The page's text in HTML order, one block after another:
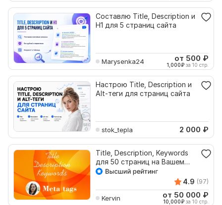
Составлю Title, Description и
H1 для 5 страниц сайта
Marysenka24 от 500 ₽
1,000₽ за 10 стр.
Настрою Title, Description и
Alt-теги для страниц сайта
stok_tepla 2 000 ₽
Title, Description, Keywords
для 50 страниц на Вашем
сайте
4.9 (97)
Kervin от 50 000 ₽
10,000₽ за 10 стр.